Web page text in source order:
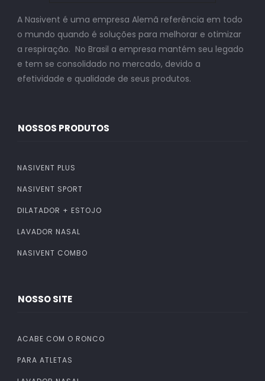
A Nasivent é uma empresa Alemã referência em todo
o mundo quando é soluções para melhorar e otimizar
a respiração. No Brasil a empresa mantém seu legado
e tem se consolidado no mercado, devido a
efetividade e qualidade de seus produtos.
NOSSOS PRODUTOS
NASIVENT PLUS
NASIVENT SPORT
DILATADOR + ESTOJO
LAVADOR NASAL
NASIVENT COMBO
NOSSO SITE
ACABE COM O RONCO
PARA ATLETAS